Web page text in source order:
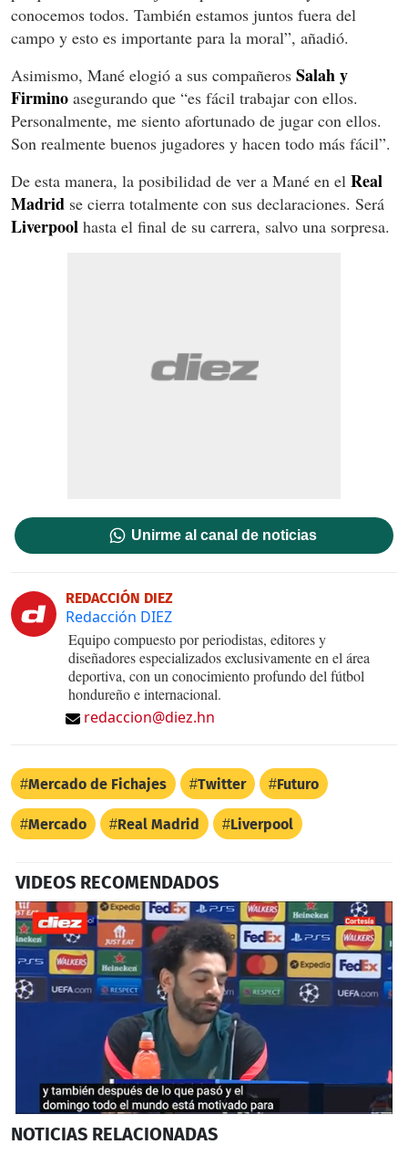
conocemos todos. También estamos juntos fuera del
campo y esto es importante para la moral”, añadió.
Asimismo, Mané elogió a sus compañeros Salah y
Firmino asegurando que “es fácil trabajar con ellos.
Personalmente, me siento afortunado de jugar con ellos.
Son realmente buenos jugadores y hacen todo más fácil”.
De esta manera, la posibilidad de ver a Mané en el Real
Madrid se cierra totalmente con sus declaraciones. Será
Liverpool hasta el final de su carrera, salvo una sorpresa.
Unirme al canal de noticias
REDACCIÓN DIEZ
Redacción DIEZ
Equipo compuesto por periodistas, editores y
diseñadores especializados exclusivamente en el área
deportiva, con un conocimiento profundo del fútbol
hondureño e internacional.
redaccion@diez.hn
Mercado de Fichajes Twitter Futuro
Mercado Real Madrid Liverpool
VIDEOS RECOMENDADOS
seconds
NOTICIAS RELACIONADAS